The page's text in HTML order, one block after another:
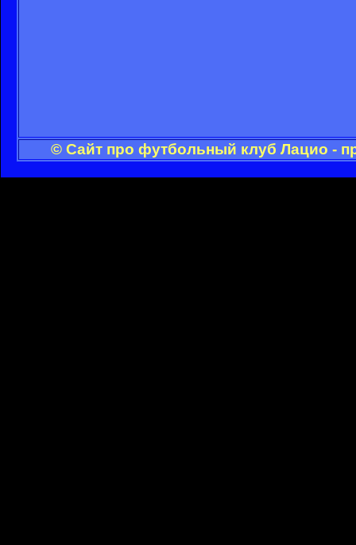
© Сайт про футбольный клуб Лацио -